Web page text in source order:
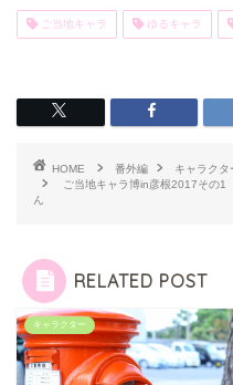
ご当地キャラ ゆるキャラ
HOME 番外編
キャラクタ
ご当地キャラ博in彦根2017その
ん
RELATED POST
キャラクター